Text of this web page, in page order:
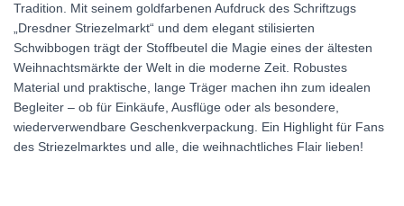
Tradition. Mit seinem goldfarbenen Aufdruck des Schriftzugs
„Dresdner Striezelmarkt“ und dem elegant stilisierten
Schwibbogen trägt der Stoffbeutel die Magie eines der ältesten
Weihnachtsmärkte der Welt in die moderne Zeit. Robustes
Material und praktische, lange Träger machen ihn zum idealen
Begleiter – ob für Einkäufe, Ausflüge oder als besondere,
wiederverwendbare Geschenkverpackung. Ein Highlight für Fans
des Striezelmarktes und alle, die weihnachtliches Flair lieben!